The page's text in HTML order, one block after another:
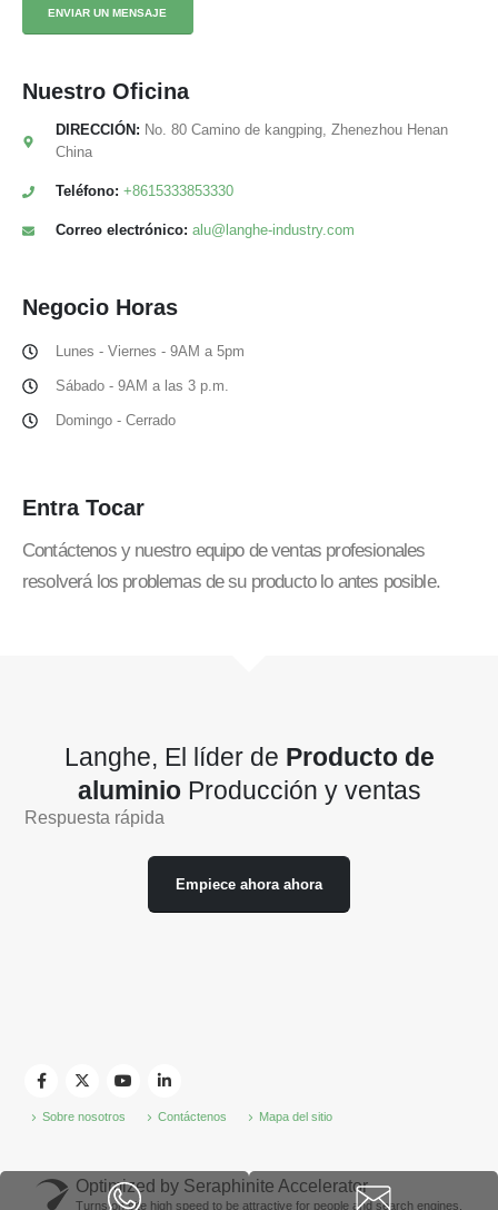
Nuestro Oficina
DIRECCIÓN: No. 80 Camino de kangping, Zhenezhou Henan
China
Teléfono: +8615333853330
Correo electrónico: alu@langhe-industry.com
Negocio Horas
Lunes - Viernes - 9AM a 5pm
Sábado - 9AM a las 3 p.m.
Domingo - Cerrado
Entra Tocar
Contáctenos y nuestro equipo de ventas profesionales
resolverá los problemas de su producto lo antes posible.
Langhe, El líder de Producto de
aluminioProducción y ventas
Respuesta rápida
Empiece ahora ahora
Sobre nosotros Contáctenos Mapa del sitio
Optimized by Seraphinite Accelerator
Turns on site high speed to be attractive for people and search engines.